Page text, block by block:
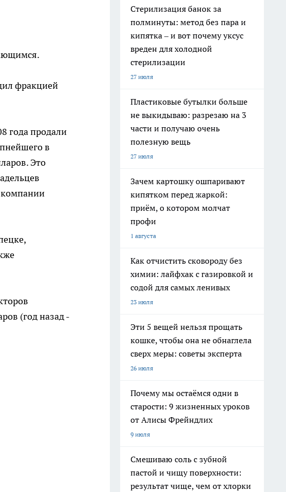
фракцией
года продали
в
Это
компании
(год назад -
Стерилизация банок за
полминуты: метод без пара и
кипятка – и вот почему уксус
вреден для холодной
стерилизации
27 июля
Пластиковые бутылки больше
не выкидываю: разрезаю на 3
части и получаю очень
полезную вещь
27 июля
Зачем картошку ошпаривают
кипятком перед жаркой:
приём, о котором молчат
профи
1 августа
Как отчистить сковороду без
химии: лайфхак с газировкой и
содой для самых ленивых
23 июля
Эти 5 вещей нельзя прощать
кошке, чтобы она не обнаглела
сверх меры: советы эксперта
26 июля
Почему мы остаёмся одни в
старости: 9 жизненных уроков
от Алисы Фрейндлих
9 июля
Смешиваю соль с зубной
пастой и чищу поверхности:
результат чище, чем от хлорки